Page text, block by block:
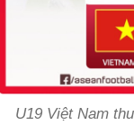
U19 Việt Nam